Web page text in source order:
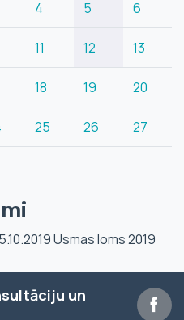
4 5 6
11 12 13
18 19 20
25 26 27
Usmas loms 2019
un